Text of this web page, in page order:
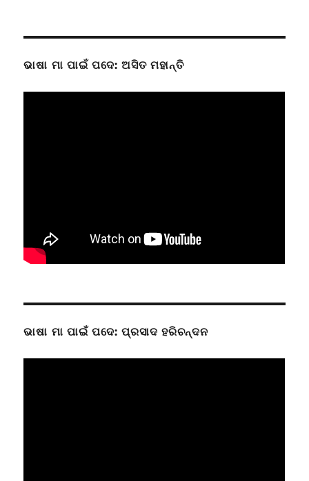
ଭାଷା ମା ପାଇଁ ପଦେ: ଅସିତ ମହାନ୍ତି
ଭାଷା ମା ପାଇଁ ପଦେ: ପ୍ରସାଦ ହରିଚନ୍ଦନ